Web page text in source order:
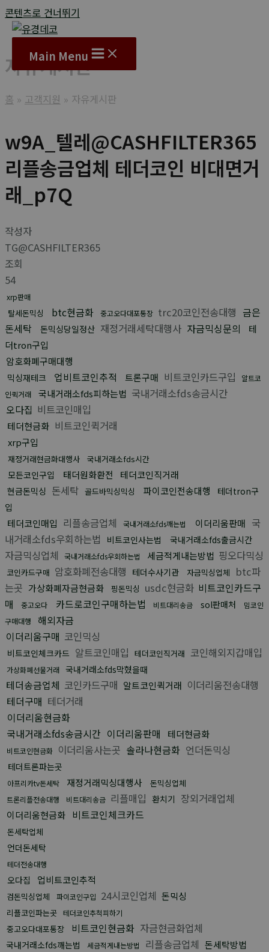
콘텐츠로 건너뛰기
Main Menu
자유게시판
홈 고객지원 자유게시판
w9A_텔레@CASHFILTER365
리플송금업체 테더코인 비대면거
래_p7Q
작성자
TG@CASHFILTER365
조회
54
xrp판매
탈세돈믹싱 btc현금화 중고오다대포통장 trc20코인전송대행 금은
돈세탁
돈믹싱당일정산 재정거래세탁대행사 자금믹싱문의
테
더tron구입
암호화폐구매대행
믹싱재테크 업비트코인추적 트론구매 비트코인카드구입
알트코
인퀵거래
국내거래소fds피하는법 국내거래소fds송금시간
오다집 비트코인매입
테더현금화 비트코인퀵거래
xrp구입
재정거래현금화대행사 국내거래소fds시간
모든코인구입 태더원화환전 테더코인직거래
현금돈믹싱 돈세탁 골드바믹싱믹싱 파이코인전송대행
테더tron구
입
테더코인매입 리플송금업체 국내거래소fds깨는법 이더리움판매 국
내거래소fds우회하는법
비트코인사는법 국내거래소fds출금시간
자금믹싱업체 국내거래소fds우회하는법 세금적게내는방법 핑오다믹싱
코인카드구매 암호화폐전송대행 테더수사기관 자금믹싱업체
btc파
는곳 가상화폐자금현금화 핑돈믹싱 usdc현금화 비트코인카드구
매
중고오다 카드로코인구매하는법 비트대리송금 sol판매처
밈코인
구매대행
해외자금
이더리움구매 코인믹싱
비트코인체크카드 알트코인매입 테더코인직거래 코인해외지갑매입
가상화폐선물거래 국내거래소fds막혔을때
테더송금업체 코인카드구매 알트코인퀵거래 이더리움전송대행
테더구매 테더거래
이더리움현금화
국내거래소fds송금시간 이더리움판매 테더현금화
비트코인현금화 이더리움사는곳 솔라나현금화 언더돈믹싱
테더트론파는곳
아프리카tv돈세탁 재정거래믹싱대행사 돈믹싱업체
트론리플전송대행 비트대리송금 리플매입 환치기 장외거래업체
이더리움현금화 비트코인체크카드
돈세탁업체
언더돈세탁
테더전송대행
오다집 업비트코인추적
검돈믹싱업체 파이코인구입 24시코인업체 돈믹싱
리플코인파는곳 테더코인추척피하기
중고오다대포통장 비트코인현금화 자금현금화업체
국내거래소fds깨는법 세금적게내는방법 리플송금업체 돈세탁방법